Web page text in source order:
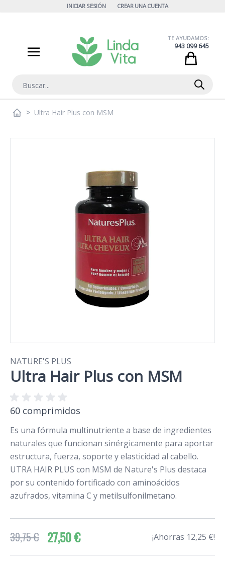
INICIAR SESIÓN CREAR UNA CUENTA
Buscar
TE AYUDAMOS:
943 099 645
> Ultra Hair Plus con MSM
NATURE'S PLUS
Ultra Hair Plus con MSM
60 comprimidos
Es una fórmula multinutriente a base de ingredientes
naturales que funcionan sinérgicamente para aportar
estructura, fuerza, soporte y elasticidad al cabello.
UTRA HAIR PLUS con MSM de Nature's Plus destaca
por su contenido fortificado con aminoácidos
azufrados, vitamina C y metilsulfonilmetano.
39,75 € 27,50 € ¡Ahorras 12,25 €!